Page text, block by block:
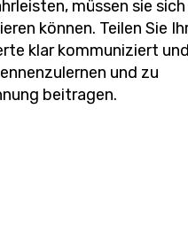
müssen sie sich
können. Teilen Sie
klar kommuniziert und
und zu
beitragen.